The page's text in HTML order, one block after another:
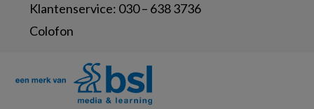
Klantenservice: 030 – 638 3736
Colofon